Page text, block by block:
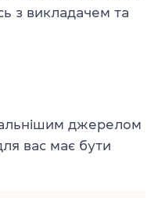
з викладачем та
джерелом
вас має бути